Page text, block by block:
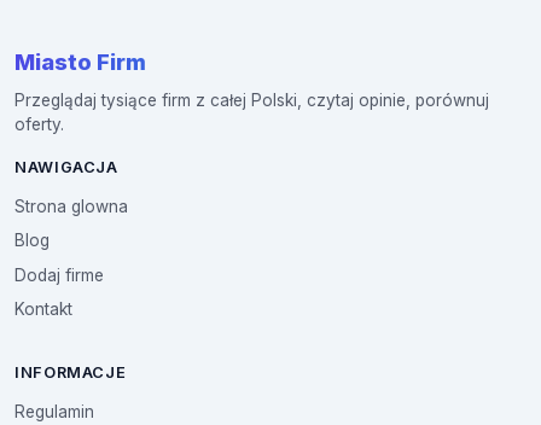
Miasto Firm
Przeglądaj tysiące firm z całej Polski, czytaj opinie, porównuj
oferty.
NAWIGACJA
Strona glowna
Blog
Dodaj firme
Kontakt
INFORMACJE
Regulamin